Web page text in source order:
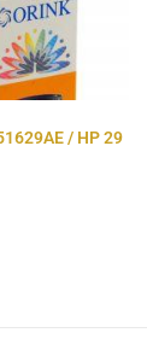
/ HP 29